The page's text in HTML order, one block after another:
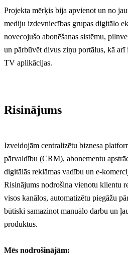
Projekta mērķis bija apvienot un no
mediju izdevniecības grupas digitālo
novecojušo abonēšanas sistēmu,
un pārbūvēt divus ziņu portālus, kā arī
TV aplikācijas.
Risinājums
Izveidojām centralizētu biznesa
pārvaldību (CRM), abonementu
digitālās reklāmas vadību un e-
Risinājums nodrošina vienotu klientu
visos kanālos, automatizētu piegāžu
būtiski samazinot manuālo darbu un
produktus.
Mēs nodrošinājām: